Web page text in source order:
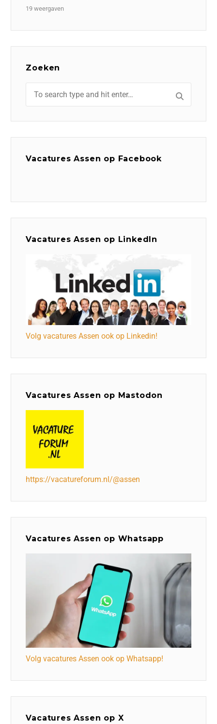
19 weergaven
Zoeken
Vacatures Assen op Facebook
Vacatures Assen op LinkedIn
Volg vacatures Assen ook op Linkedin!
Vacatures Assen op Mastodon
https://vacatureforum.nl/@assen
Vacatures Assen op Whatsapp
Volg vacatures Assen ook op Whatsapp!
Vacatures Assen op X